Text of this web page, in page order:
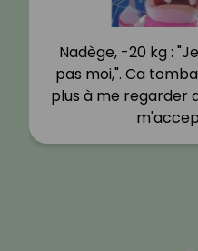
Nadège, -20 kg :
pas moi,". Ca
plus à me regarder